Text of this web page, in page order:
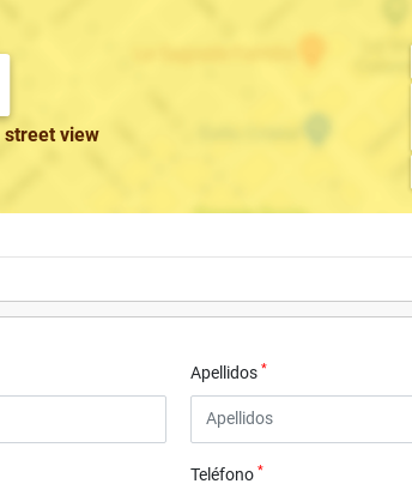
street view
Apellidos *
Teléfono *